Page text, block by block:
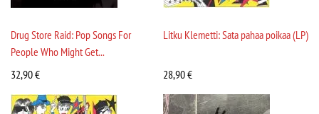
Drug Store Raid: Pop Songs For
People Who Might Get...
32,90€
Litku Klemetti: Sata pahaa poikaa (LP)
28,90€